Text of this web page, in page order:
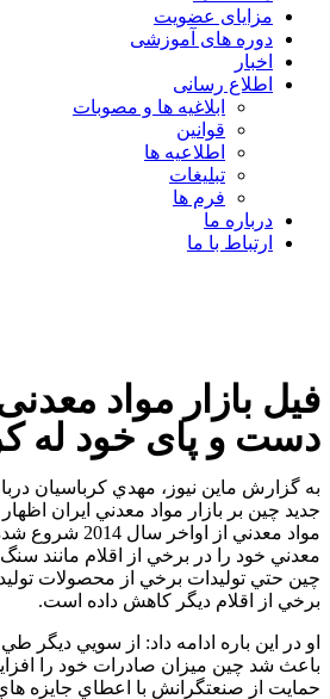
مزایای عضویت
دوره های آموزشی
اخبار
اطلاع رسانی
ابلاغیه ها و مصوبات
قوانین
اطلاعیه ها
تبلیغات
فرم ها
درباره ما
ارتباط با ما
فیل بازار مواد
دست و پای خود له
به گزارش ماین نیوز، مهدي کرباسيان
جديد چين بر بازار مواد معدني ايران
مواد معدني از
معدني خود را در برخي از اقلام مانند
چين حتي توليدات برخي از محصولات
برخي از اقلام ديگر کاهش داده است.
او در اين باره ادامه داد: از سويي ديگر
باعث شد چين ميزان صادرات خود را
حمايت از صنعتگرانش با اعطاي جايزه